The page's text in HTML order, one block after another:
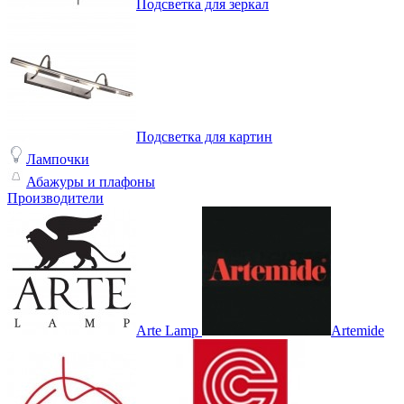
Подсветка для зеркал
Подсветка для картин
Лампочки
Абажуры и плафоны
Производители
Arte Lamp Artemide